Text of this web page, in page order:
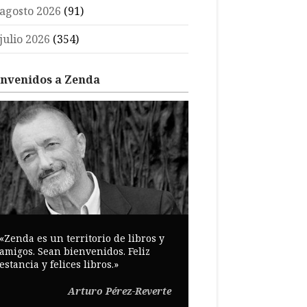
2026 (91)
2026 (354)
a Zenda
es un territorio de libros y
Sean bienvenidos. Feliz
y felices libros.»
Arturo Pérez-Reverte